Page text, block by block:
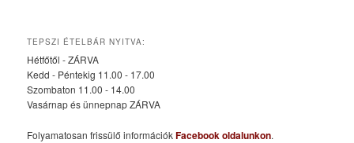
TEPSZI ÉTELBÁR NYITVA:
Hétfőtől - ZÁRVA
Kedd - Péntekig 11.00 - 17.00
Szombaton 11.00 - 14.00
Vasárnap és ünnepnap ZÁRVA
Folyamatosan frissülő információkFacebook oldalunkon.